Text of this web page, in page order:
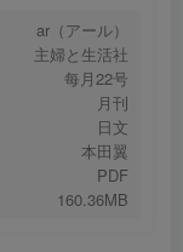
ar（アール）
主婦と生活社
每月22号
月刊
日文
本田翼
PDF
160.36MB